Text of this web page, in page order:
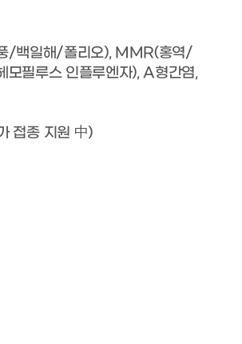
/백일해/폴리오), MMR(홍역/
필루스 인플루엔자), A형간염,
접종 지원 中)